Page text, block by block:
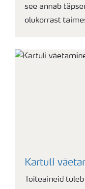
see annab
olukorrast
Kartuli
Toiteaineid